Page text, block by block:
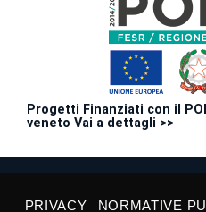
Progetti Finanziati con il
veneto Vai a dettagli >>
PRIVACY NORMATIVE